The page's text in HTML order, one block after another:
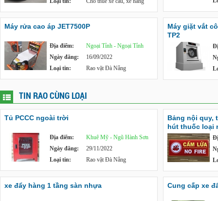
Máy rửa cao áp JET7500P
Địa điểm:
Ngoại Tỉnh - Ngoại Tỉnh
Ngày đăng:
16/09/2022
Loại tin:
Rao vặt Đà Nẵng
Máy giặt vắt
TP2
TIN RAO CÙNG LOẠI
Tủ PCCC ngoài trời
Địa điểm:
Khuê Mỹ - Ngũ Hành Sơn
Ngày đăng:
29/11/2022
Loại tin:
Rao vặt Đà Nẵng
Bảng nội quy,
hút thuốc loại
xe đẩy hàng 1 tầng sàn nhựa Cung cấp xe